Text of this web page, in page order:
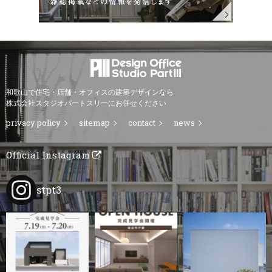
和歌山で住宅・店舗・オフィスの建築デザインなら
株式会社スタジオパートスリーにお任せください
privacy policy sitemap contact news
Official Instagram
stpt3